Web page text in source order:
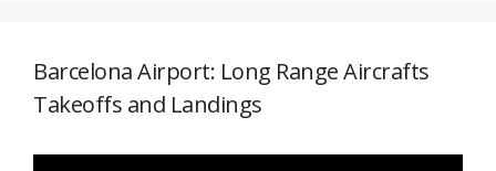
Barcelona Airport: Long Range Aircrafts
Takeoffs and Landings